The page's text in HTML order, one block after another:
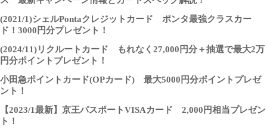
(2021/1)シェルPontaクレジットカード ポンタ最強クラスカー
ド！3000円分プレゼント！
(2024/11)リクルートカード もれなく27,000円分＋抽選で最大2万
円分ポイントプレゼント！
小田急ポイントカード(OPカード) 最大5000円分ポイントプレゼ
ント！
【2023/1最新】京王パスポートVISAカード 2,000円相当プレゼン
ト！